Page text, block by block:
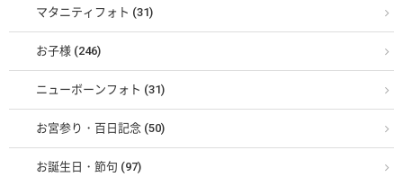
マタニティフォト (31)
お子様 (246)
ニューボーンフォト (31)
お宮参り・百日記念 (50)
お誕生日・節句 (97)